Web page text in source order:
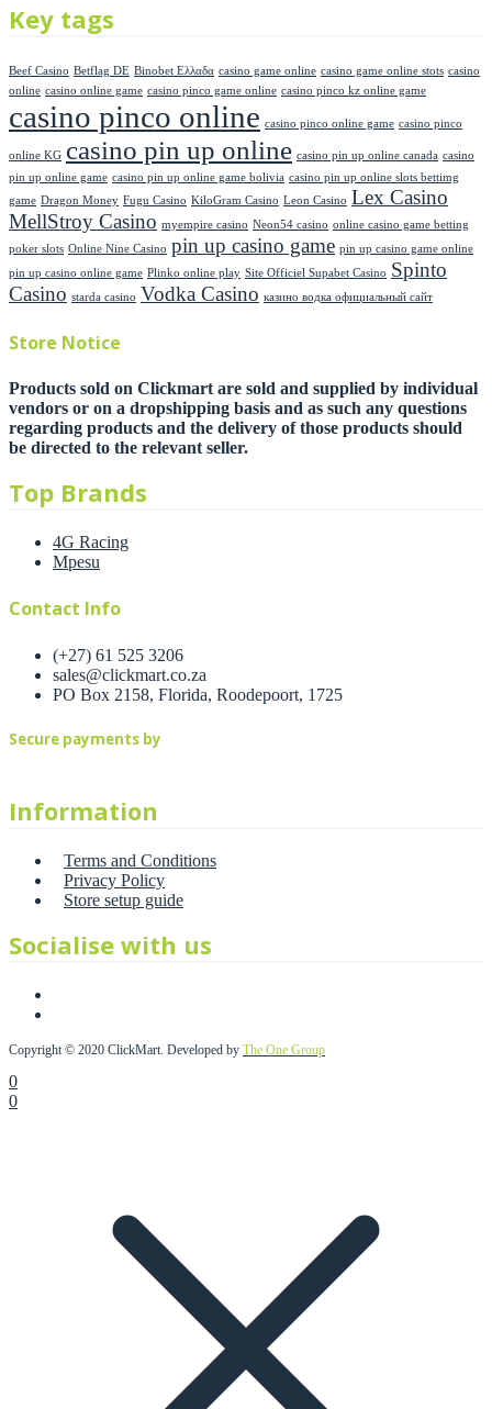
Key tags
Beef Casino Betflag DE Binobet Ελλαδα casino game online casino game online stots casino
online casino online game casino pinco game online casino pinco kz online game
casino pinco online casino pinco online game casino pinco
online KG casino pin up online casino pin up online canada casino
pin up online game casino pin up online game bolivia casino pin up online slots bettimg
game Dragon Money Fugu Casino KiloGram Casino Leon Casino Lex Casino
MellStroy Casino myempire casino Neon54 casino online casino game betting
poker slots Online Nine Casino pin up casino game pin up casino game online
pin up casino online game Plinko online play Site Officiel Supabet Casino Spinto
Casino starda casino Vodka Casino казино водка официальный сайт
Store Notice
Products sold on Clickmart are sold and supplied by individual
vendors or on a dropshipping basis and as such any questions
regarding products and the delivery of those products should
be directed to the relevant seller.
Top Brands
4G Racing
Mpesu
Contact Info
(+27) 61 525 3206
sales@clickmart.co.za
PO Box 2158, Florida, Roodepoort, 1725
Secure payments by
Information
Terms and Conditions
Privacy Policy
Store setup guide
Socialise with us
Copyright © 2020 ClickMart. Developed by The One Group
0
0